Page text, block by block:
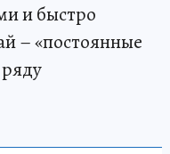
и быстро
– «постоянные